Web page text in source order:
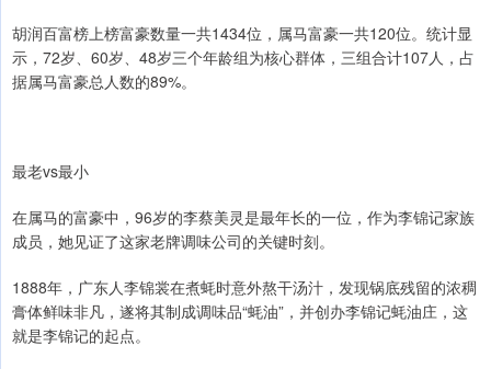
胡润百富榜上榜富豪数量一共1434位，属马富豪一共120位。统计显
示，72岁、60岁、48岁三个年龄组为核心群体，三组合计107人，占
据属马富豪总人数的89%。
最老vs最小
在属马的富豪中，96岁的李蔡美灵是最年长的一位，作为李锦记家族
成员，她见证了这家老牌调味公司的关键时刻。
1888年，广东人李锦裳在煮蚝时意外熬干汤汁，发现锅底残留的浓稠
膏体鲜味非凡，遂将其制成调味品“蚝油”，并创办李锦记蚝油庄，这
就是李锦记的起点。